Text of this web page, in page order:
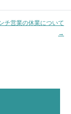
チ営業の休業について
→